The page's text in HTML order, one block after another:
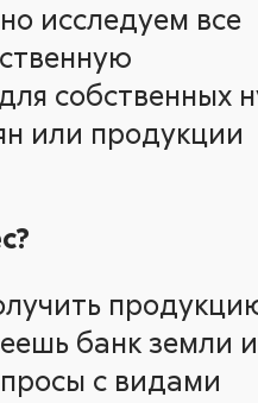
исследуем все
собственных
или продукции
банк земли и
с видами